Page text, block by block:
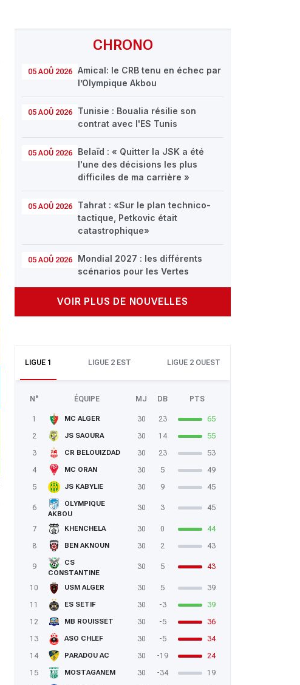
CHRONO
05 AOÛ 2026
Amical: le CRB tenu en échec par
l’Olympique Akbou
05 AOÛ 2026
Tunisie : Boualia résilie son
contrat avec l'ES Tunis
05 AOÛ 2026
Belaïd : « Quitter la JSK a été
l'une des décisions les plus
difficiles de ma carrière »
05 AOÛ 2026
Tahrat : «Sur le plan technico-
tactique, Petkovic était
catastrophique»
05 AOÛ 2026
Mondial 2027 : les différents
scénarios pour les Vertes
VOIR PLUS DE NOUVELLES
LIGUE 1 LIGUE 2 EST LIGUE 2 OUEST
N° ÉQUIPE MJ DB PTS
1 MC ALGER 30 23
65
2
JS SAOURA 30 14
55
3
CR BELOUIZDAD 30 23
53
4
MC ORAN 30 5
49
5
JS KABYLIE 30 9 45
6
OLYMPIQUE
AKBOU
30 3 45
7 KHENCHELA 30 0
44
8
BEN AKNOUN 30 2 43
9
CS
CONSTANTINE
30 5 43
10 USM ALGER 30 5
39
11
ES SETIF 30 -3
39
12
MB ROUISSET 30 -5
36
13
ASO CHLEF 30 -5
34
14
PARADOU AC 30 -19
24
15
MOSTAGANEM 30 -34
19